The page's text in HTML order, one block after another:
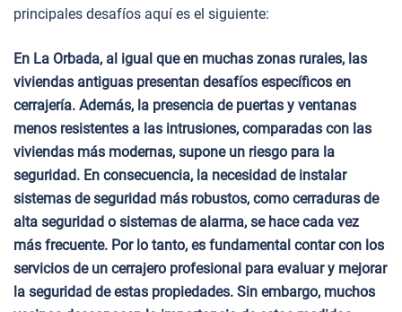
principales desafíos aquí es el siguiente:
En La Orbada, al igual que en muchas zonas rurales, las
viviendas antiguas presentan desafíos específicos en
cerrajería. Además, la presencia de puertas y ventanas
menos resistentes a las intrusiones, comparadas con las
viviendas más modernas, supone un riesgo para la
seguridad. En consecuencia, la necesidad de instalar
sistemas de seguridad más robustos, como cerraduras de
alta seguridad o sistemas de alarma, se hace cada vez
más frecuente. Por lo tanto, es fundamental contar con los
servicios de un cerrajero profesional para evaluar y mejorar
la seguridad de estas propiedades. Sin embargo, muchos